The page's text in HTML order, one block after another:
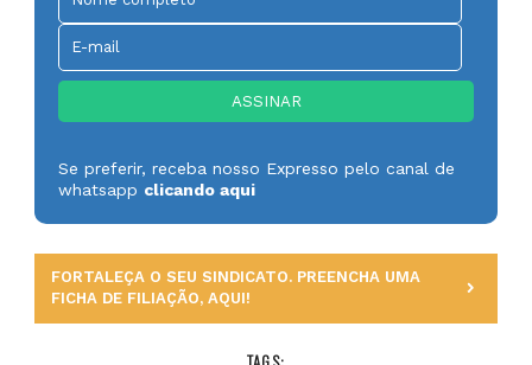
Se preferir, receba nosso Expresso pelo canal de
whatsapp clicando aqui
FORTALEÇA O SEU SINDICATO. PREENCHA UMA
FICHA DE FILIAÇÃO, AQUI!